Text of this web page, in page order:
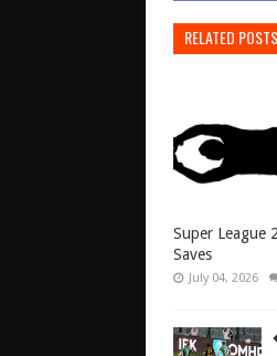
RELATED POSTS
Super League
Saves
July 04, 2026